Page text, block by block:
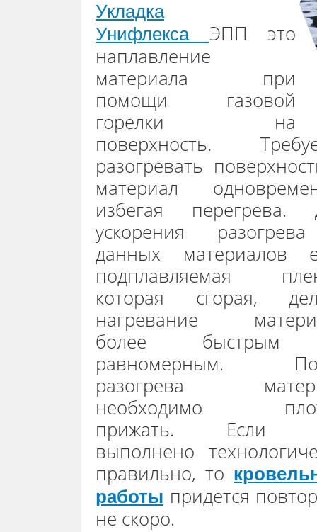
Укладка
Унифлекса ЭПП это
наплавление
материала при
помощи газовой
горелки на
поверхность.
разогревать
материал
избегая перегрева.
ускорения
данных материалов
подплавляемая
которая сгорая,
нагревание
более
равномерным.
разогрева
необходимо
прижать. Если
выполнено
правильно, то
работы придется
не скоро.